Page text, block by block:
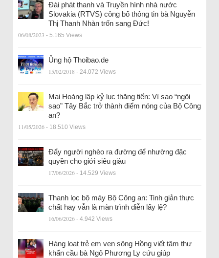
Đài phát thanh và Truyền hình nhà nước
Slovakia (RTVS) công bố thông tin bà Nguyễn
Thị Thanh Nhàn trốn sang Đức!
06/08/2023 - 5.165 Views
Ủng hộ Thoibao.de
15/02/2018 - 24.072 Views
Mai Hoàng lập kỷ lục thăng tiến: Vì sao “ngôi
sao” Tây Bắc trở thành điểm nóng của Bộ Công
an?
11/05/2026 - 18.510 Views
Đẩy người nghèo ra đường để nhường đặc
quyền cho giới siêu giàu
17/06/2026 - 14.529 Views
Thanh lọc bộ máy Bộ Công an: Tinh giản thực
chất hay vẫn là màn trình diễn lấy lệ?
16/06/2026 - 4.942 Views
Hàng loạt trẻ em ven sông Hồng viết tâm thư
khẩn cầu bà Ngô Phương Ly cứu giúp